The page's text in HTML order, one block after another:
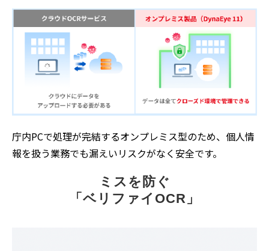
庁内PCで処理が完結するオンプレミス型のため、個人情
報を扱う業務でも漏えいリスクがなく安全です。
ミスを防ぐ
「ベリファイOCR」